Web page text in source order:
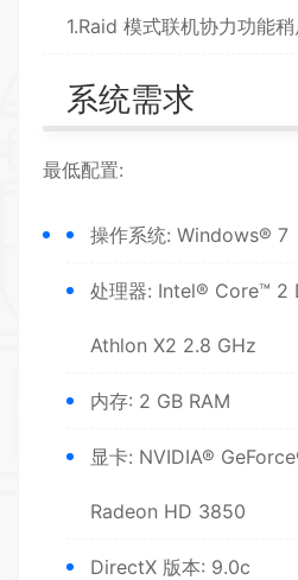
1.Raid 模式联机协力功能
系统需求
最低配置:
操作系统: Windows® 7
处理器: Intel® Core™ 2
Athlon X2 2.8 GHz
内存: 2 GB RAM
显卡: NVIDIA®
Radeon HD 3850
DirectX 版本: 9.0c